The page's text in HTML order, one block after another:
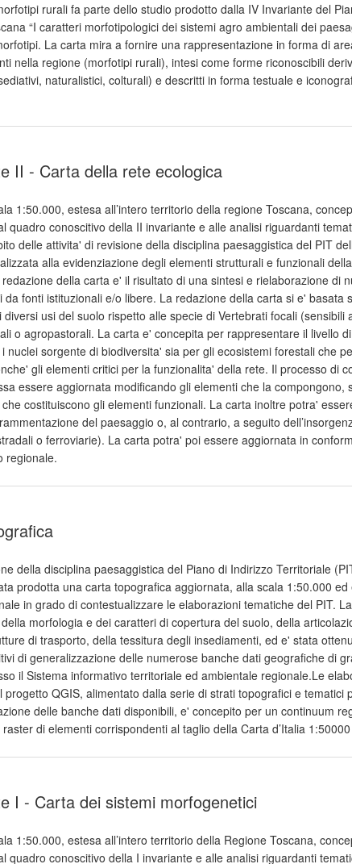
rurali fa parte dello studio prodotto dalla IV Invariante del
“I caratteri morfotipologici dei sistemi agro ambientali dei
La carta mira a fornire una rappresentazione in forma di
nella regione (morfotipi rurali), intesi come forme riconoscibili
naturalistici, colturali) e descritti in forma testuale e
II - Carta della rete ecologica
1:50.000, estesa all’intero territorio della regione Toscana,
quadro conoscitivo della II invariante e alle analisi riguardanti
delle attivita' di revisione della disciplina paesaggistica del PIT
alla evidenziazione degli elementi strutturali e funzionali
della carta e' il risultato di una sintesi e rielaborazione di
fonti istituzionali e/o libere. La redazione della carta si e' basata
usi del suolo rispetto alle specie di Vertebrati focali (sensibili
o agropastorali. La carta e' concepita per rappresentare il livello di
sorgente di biodiversita' sia per gli ecosistemi forestali che
gli elementi critici per la funzionalita' della rete. Il processo di
essere aggiornata modificando gli elementi che la compongono,
costituiscono gli elementi funzionali. La carta inoltre potra'
del paesaggio o, al contrario, a seguito
o ferroviarie). La carta potra' poi essere aggiornata in
regionale.
della disciplina paesaggistica del Piano di Indirizzo Territoriale
prodotta una carta topografica aggiornata, alla scala 1:50.000 ed
in grado di contestualizzare le elaborazioni tematiche del PIT.
morfologia e dei caratteri di copertura del suolo, della
di trasporto, della tessitura degli insediamenti, ed e' stata
di generalizzazione delle numerose banche dati geografiche di
il Sistema informativo territoriale ed ambientale regionale.Le
QGIS, alimentato dalla serie di strati topografici e tematici
delle banche dati disponibili, e' concepito per un continuum
di elementi corrispondenti al taglio della Carta d’Italia
I - Carta dei sistemi morfogenetici
1:50.000, estesa all’intero territorio della Regione Toscana,
quadro conoscitivo della I invariante e alle analisi riguardanti